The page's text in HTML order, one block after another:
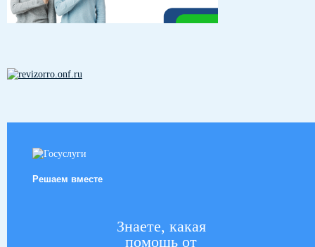
Решаем вместе
Знаете, какая
помощь от